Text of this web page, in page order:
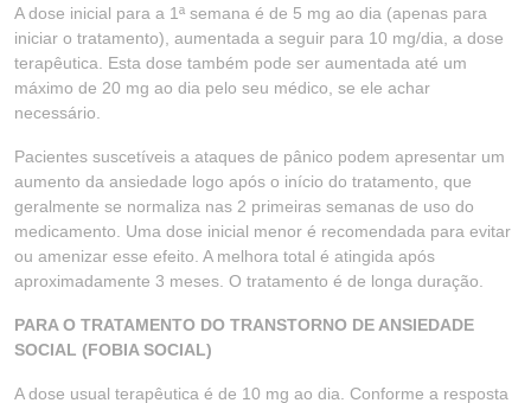
A dose inicial para a 1ª semana é de 5 mg ao dia (apenas para
iniciar o tratamento), aumentada a seguir para 10 mg/dia, a dose
terapêutica. Esta dose também pode ser aumentada até um
máximo de 20 mg ao dia pelo seu médico, se ele achar
necessário.
Pacientes suscetíveis a ataques de pânico podem apresentar um
aumento da ansiedade logo após o início do tratamento, que
geralmente se normaliza nas 2 primeiras semanas de uso do
medicamento. Uma dose inicial menor é recomendada para evitar
ou amenizar esse efeito. A melhora total é atingida após
aproximadamente 3 meses. O tratamento é de longa duração.
PARA O TRATAMENTO DO TRANSTORNO DE ANSIEDADE
SOCIAL (FOBIA SOCIAL)
A dose usual terapêutica é de 10 mg ao dia. Conforme a resposta